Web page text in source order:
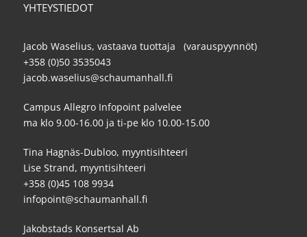
YHTEYSTIEDOT
Jacob Waselius, vastaava tuottaja (varauspyynnöt)
+358 (0)50 3535043
jacob.waselius@schaumanhall.fi
Campus Allegro Infopoint palvelee
ma klo 9.00-16.00 ja ti-pe klo 10.00-15.00
Tina Hagnäs-Dubloo, myyntisihteeri
Lise Strand, myyntisihteeri
+358 (0)45 108 9934
infopoint@schaumanhall.fi
Jakobstads Konsertsal Ab